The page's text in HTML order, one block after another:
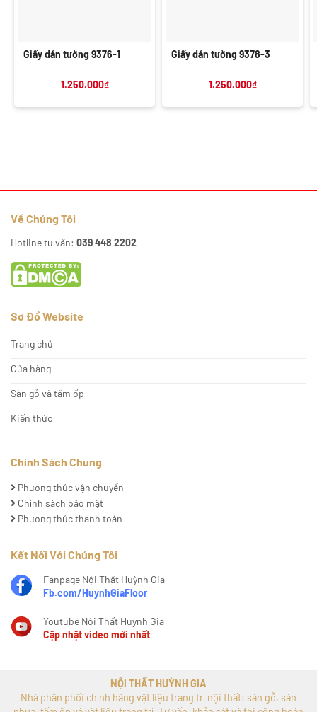
Giấy dán tường 9376-1
1.250.000₫
Giấy dán tường 9378-3
1.250.000₫
Về Chúng Tôi
Hotline tư vấn: 039 448 2202
Sơ Đồ Website
Trang chủ
Cửa hàng
Sàn gỗ và tấm ốp
Kiến thức
Chính Sách Chung
Phương thức vận chuyển
Chính sách bảo mật
Phương thức thanh toán
Kết Nối Với Chúng Tôi
Fanpage Nội Thất Huỳnh Gia
Fb.com/HuynhGiaFloor
Youtube Nội Thất Huỳnh Gia
Cập nhật video mới nhất
NỘI THẤT HUỲNH GIA
Nhà phân phối chính hãng vật liệu trang trí nội thất: sàn gỗ, sàn